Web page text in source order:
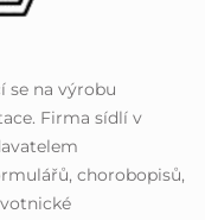
se na výrobu
Firma sídlí v
chorobopisů,